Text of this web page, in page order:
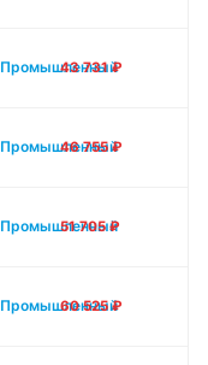
Промышленный
43 731₽
Промышленный
46 755₽
Промышленный
51 705₽
Промышленный
60 525₽